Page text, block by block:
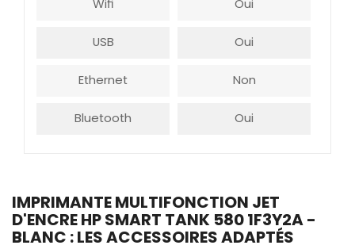
Wifi Oui
USB Oui
Ethernet Non
Bluetooth Oui
IMPRIMANTE MULTIFONCTION JET
D'ENCRE HP SMART TANK 580 1F3Y2A -
BLANC : LES ACCESSOIRES ADAPTÉS